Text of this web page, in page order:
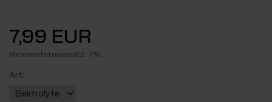
7,99 EUR
Mehrwertsteuersatz: 7%
Art: